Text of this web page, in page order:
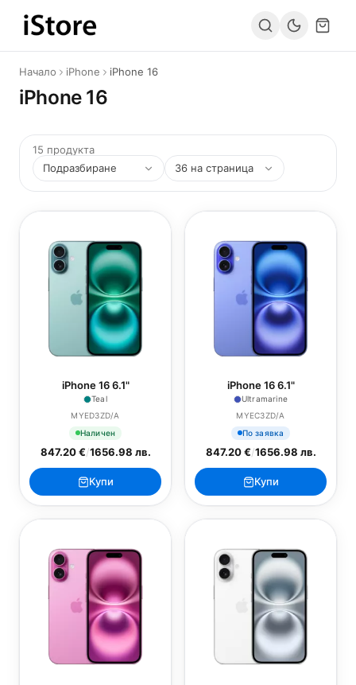
Към съдържанието
Начало iPhone iPhone 16
iPhone 16
15 продукта
iPhone 16 6.1"
Teal
MYED3ZD/A
Наличен
847.20 €/1656.98 лв.
Купи
iPhone 16 6.1"
Ultramarine
MYEC3ZD/A
По заявка
847.20 €/1656.98 лв.
Купи